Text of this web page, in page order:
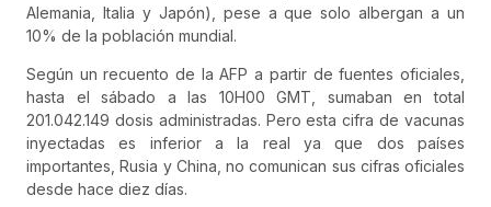
Alemania, Italia y Japón), pese a que solo albergan a un
10% de la población mundial.
Según un recuento de la AFP a partir de fuentes oficiales,
hasta el sábado a las 10H00 GMT, sumaban en total
201.042.149 dosis administradas. Pero esta cifra de vacunas
inyectadas es inferior a la real ya que dos países
importantes, Rusia y China, no comunican sus cifras oficiales
desde hace diez días.